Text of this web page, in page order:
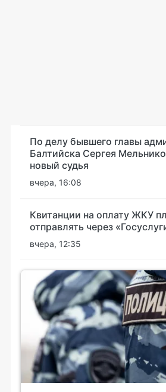
По делу бывшего главы
Балтийска Сергея
новый судья
вчера, 16:08
Квитанции на оплату ЖКУ
отправлять через
вчера, 12:35